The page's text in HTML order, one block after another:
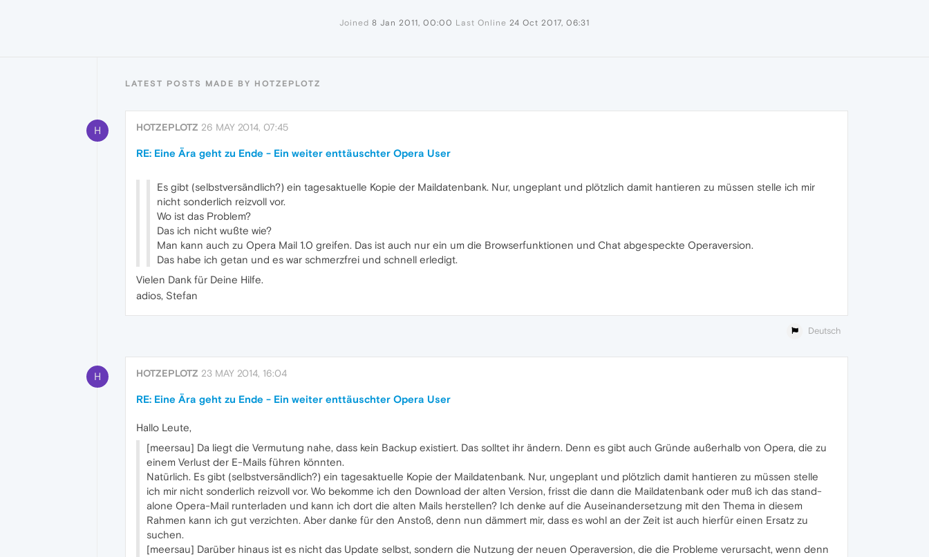
Joined 8 Jan 2011, 00:00 Last Online 24 Oct 2017, 06:31
LATEST POSTS MADE BY HOTZEPLOTZ
H HOTZEPLOTZ 26 MAY 2014, 07:45
RE: Eine Ära geht zu Ende - Ein weiter enttäuschter Opera User
Es gibt (selbstversändlich?) ein tagesaktuelle Kopie der Maildatenbank. Nur, ungeplant und plötzlich damit hantieren zu müssen stelle ich mir
nicht sonderlich reizvoll vor.
Wo ist das Problem?
Das ich nicht wußte wie?
Man kann auch zu Opera Mail 1.0 greifen. Das ist auch nur ein um die Browserfunktionen und Chat abgespeckte Operaversion.
Das habe ich getan und es war schmerzfrei und schnell erledigt.
Vielen Dank für Deine Hilfe.
adios, Stefan
Deutsch
H HOTZEPLOTZ 23 MAY 2014, 16:04
RE: Eine Ära geht zu Ende - Ein weiter enttäuschter Opera User
Hallo Leute,
[meersau] Da liegt die Vermutung nahe, dass kein Backup existiert. Das solltet ihr ändern. Denn es gibt auch Gründe außerhalb von Opera, die zu
einem Verlust der E-Mails führen könnten.
Natürlich. Es gibt (selbstversändlich?) ein tagesaktuelle Kopie der Maildatenbank. Nur, ungeplant und plötzlich damit hantieren zu müssen stelle
ich mir nicht sonderlich reizvoll vor. Wo bekomme ich den Download der alten Version, frisst die dann die Maildatenbank oder muß ich das stand-
alone Opera-Mail runterladen und kann ich dort die alten Mails herstellen? Ich denke auf die Auseinandersetzung mit den Thema in diesem
Rahmen kann ich gut verzichten. Aber danke für den Anstoß, denn nun dämmert mir, dass es wohl an der Zeit ist auch hierfür einen Ersatz zu
suchen.
[meersau] Darüber hinaus ist es nicht das Update selbst, sondern die Nutzung der neuen Operaversion, die die Probleme verursacht, wenn denn